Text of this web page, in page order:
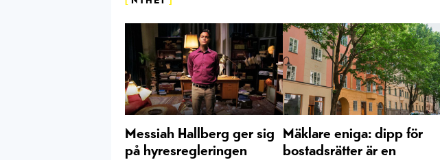
Messiah Hallberg ger sig
på hyresregleringen
Mäklare eniga: dipp för
bostadsrätter är en